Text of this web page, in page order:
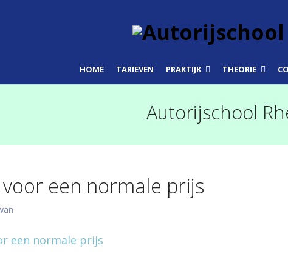
HOME TARIEVEN PRAKTIJK THEORIE
Autorijschool
voor een normale prijs